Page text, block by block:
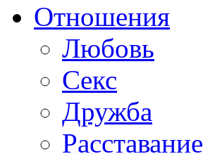
Отношения
Любовь
Секс
Дружба
Расставание